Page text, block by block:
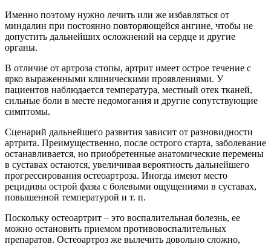
Именно поэтому нужно лечить или же избавляться от
миндалин при постоянно повторяющейся ангине, чтобы не
допустить дальнейших осложнений на сердце и другие
органы.
В отличие от артроза стопы, артрит имеет острое течение с
ярко выраженными клиническими проявлениями. У
пациентов наблюдается температура, местный отек тканей,
сильные боли в месте недомогания и другие сопутствующие
симптомы.
Сценарий дальнейшего развития зависит от разновидности
артрита. Преимущественно, после острого старта, заболевание
останавливается, но приобретенные анатомические перемены
в суставах остаются, увеличивая вероятность дальнейшего
прогрессирования остеоартроза. Иногда имеют место
рецидивы острой фазы с болевыми ощущениями в суставах,
повышенной температурой и т. п.
Поскольку остеоартрит – это воспалительная болезнь, ее
можно остановить приемом противовоспалительных
препаратов. Остеоартроз же вылечить довольно сложно,